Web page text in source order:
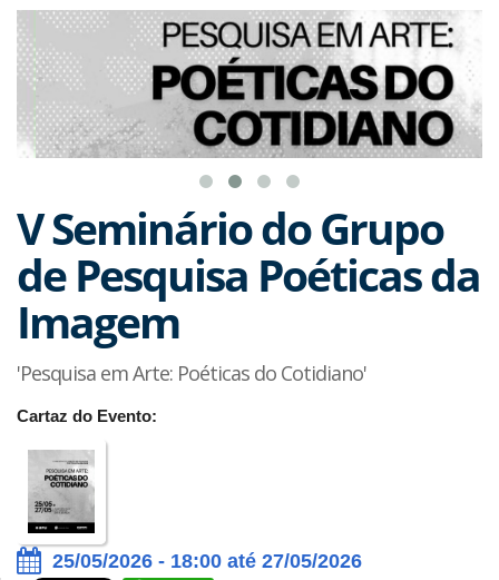
V Seminário do Grupo
de Pesquisa Poéticas da
Imagem
'Pesquisa em Arte: Poéticas do Cotidiano'
Cartaz do Evento:
25/05/2026 - 18:00 até 27/05/2026